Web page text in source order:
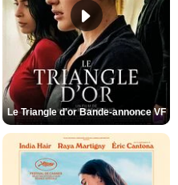
Le Triangle d'or Bande-annonce VF